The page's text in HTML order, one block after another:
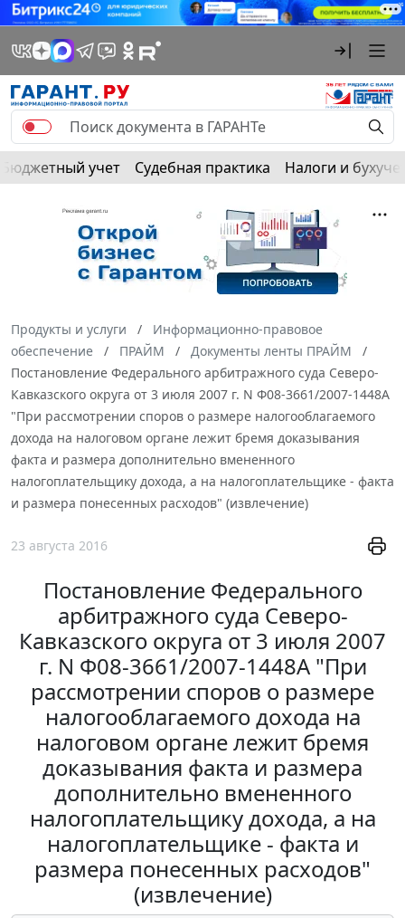
Бюджетный учет Судебная практика Налоги и
Продукты и услуги
Информационно-правовое
обеспечение
ПРАЙМ
Документы ленты ПРАЙМ
Постановление Федерального арбитражного суда Северо-
Кавказского округа от 3 июля 2007 г. N Ф08-3661/2007-1448А
"При рассмотрении споров о размере налогооблагаемого
дохода на налоговом органе лежит бремя доказывания
факта и размера дополнительно вмененного
налогоплательщику дохода, а на налогоплательщике - факта
и размера понесенных расходов" (извлечение)
23 августа 2016
Постановление Федерального
арбитражного суда Северо-
Кавказского округа от 3 июля 2007
г. N Ф08-3661/2007-1448А "При
рассмотрении споров о размере
налогооблагаемого дохода на
налоговом органе лежит бремя
доказывания факта и размера
дополнительно вмененного
налогоплательщику дохода, а на
налогоплательщике - факта и
размера понесенных расходов"
(извлечение)